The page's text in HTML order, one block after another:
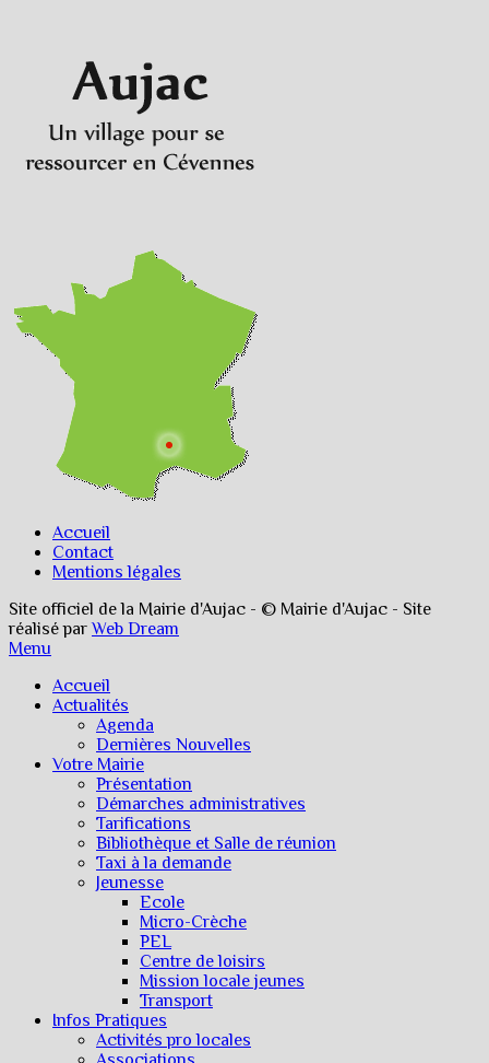
Accueil
Contact
Mentions légales
Site officiel de la Mairie d'Aujac - © Mairie d'Aujac - Site
réalisé parWeb Dream
Menu
Accueil
Actualités
Agenda
Dernières Nouvelles
Votre Mairie
Présentation
Démarches administratives
Tarifications
Bibliothèque et Salle de réunion
Taxi à la demande
Jeunesse
Ecole
Micro-Crèche
PEL
Centre de loisirs
Mission locale jeunes
Transport
Infos Pratiques
Activités pro locales